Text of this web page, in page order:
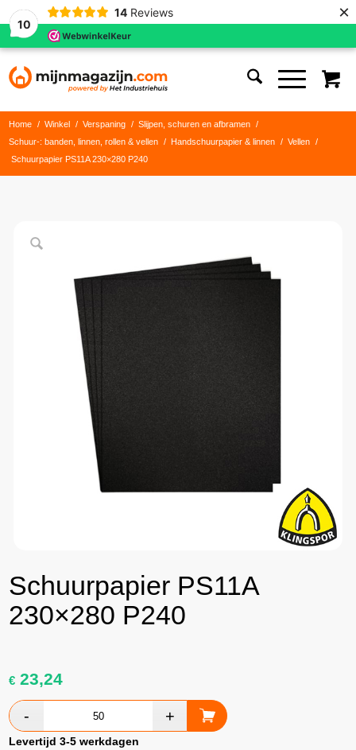
10
14 Reviews ×
Home / Winkel / Verspaning / Slijpen, schuren en afbramen
/
Schuur-: banden, linnen, rollen & vellen
/ Handschuurpapier & linnen / Vellen
/
Schuurpapier PS11A 230×280 P240
Schuurpapier PS11A
230×280 P240
€ 23,24
Levertijd 3-5 werkdagen